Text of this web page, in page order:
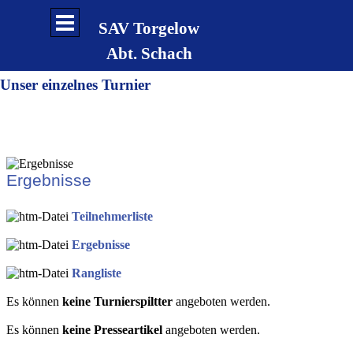
Direkt zum Seiteninhalt
SAV Torgelow
Abt. Schach
Menü überspringen
Unser einzelnes Turnier
Offene
Kreiseinzelmeisterschaft
des Landkreises
Vorpommern-Greifswald
im Schnellschach 2014
am 30.08.2014 in Eggesin[5112014]
Ergebnisse
Teilnehmerliste
Ergebnisse
Rangliste
Es können keine Turnierspiltter angeboten werden.
Es können keine Presseartikel angeboten werden.